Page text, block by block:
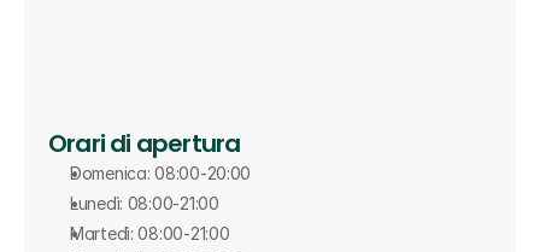
Orari di apertura
Domenica: 08:00-20:00
Lunedì: 08:00-21:00
Martedì: 08:00-21:00